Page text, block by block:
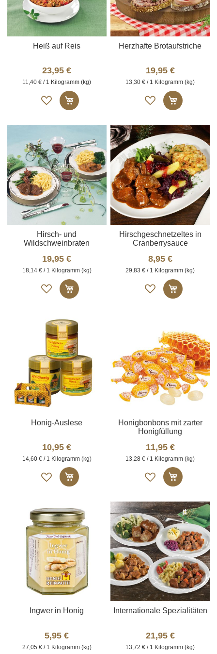
Heiß auf Reis
23,95 €
11,40 € / 1 Kilogramm (kg)
Auf
die
In den Warenkorb
Herzhafte Brotaufstriche
19,95 €
13,30 € / 1 Kilogramm (kg)
Auf
die
In den
Hirsch- und
Wildschweinbraten
19,95 €
18,14 € / 1 Kilogramm (kg)
Auf
die
In den Warenkorb
Hirschgeschnetzeltes in
Cranberrysauce
8,95 €
29,83 € / 1 Kilogramm (kg)
Auf
die
In den
Honig-Auslese
10,95 €
14,60 € / 1 Kilogramm (kg)
Auf
die
In den Warenkorb
Honigbonbons mit zarter
Honigfüllung
11,95 €
13,28 € / 1 Kilogramm (kg)
Auf
die
In den
Ingwer in Honig
5,95 €
27,05 € / 1 Kilogramm (kg)
Internationale Spezialitäten
21,95 €
13,72 € / 1 Kilogramm (kg)